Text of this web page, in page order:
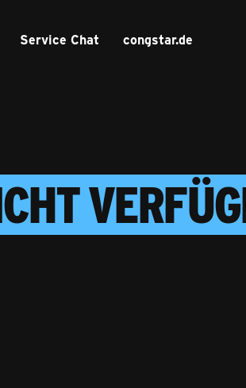
Service Chat congstar.de